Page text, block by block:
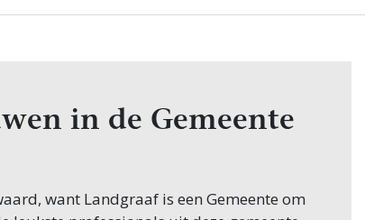
in de Gemeente
want Landgraaf is een Gemeente om